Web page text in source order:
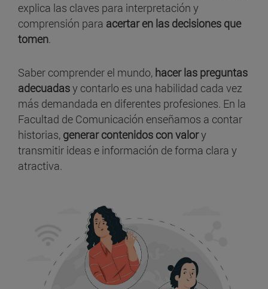
explica las claves para interpretación y
comprensión para acertar en las decisiones que
tomen.
Saber comprender el mundo, hacer las preguntas
adecuadasy contarlo es una habilidad cada vez
más demandada en diferentes profesiones. En la
Facultad de Comunicación enseñamos a contar
historias, generar contenidos con valory
transmitir ideas e información de forma clara y
atractiva.